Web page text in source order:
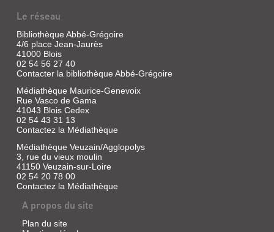
HISTOIRE
CHRONOLOGIQUE
DE
LA
MÉDECINE
ET
DES
MÉDEC...
Livre
Le réseau
Bibliothèque Abbé-Grégoire
4/6 place Jean-Jaurès
41000 Blois
02 54 56 27 40
Contacter la bibliothèque Abbé-Grégoire
Médiathèque Maurice-Genevoix
Rue Vasco de Gama
41043 Blois Cedex
02 54 43 31 13
Contactez la Médiathèque
Médiathèque Veuzain/Agglopolys
3, rue du vieux moulin
41150 Veuzain-sur-Loire
02 54 20 78 00
Contactez la Médiathèque
A propos du site
Plan du site